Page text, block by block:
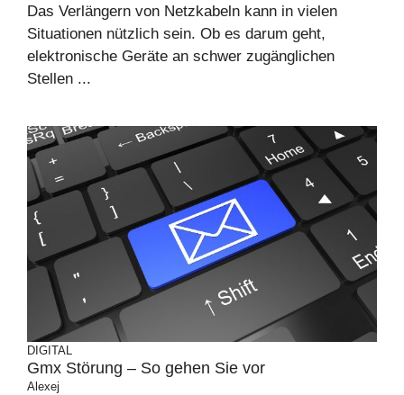
Das Verlängern von Netzkabeln kann in vielen
Situationen nützlich sein. Ob es darum geht,
elektronische Geräte an schwer zugänglichen
Stellen ...
DIGITAL
Gmx Störung – So gehen Sie vor
Alexej